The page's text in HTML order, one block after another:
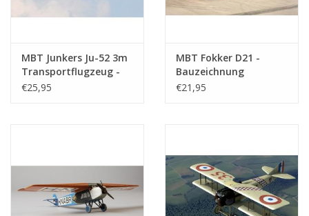
MBT Junkers Ju-52 3m
Transportflugzeug -
Bauzeichnung
€25,95
MBT Fokker D21 -
Bauzeichnung
Maßstab 1 : 25
€21,95